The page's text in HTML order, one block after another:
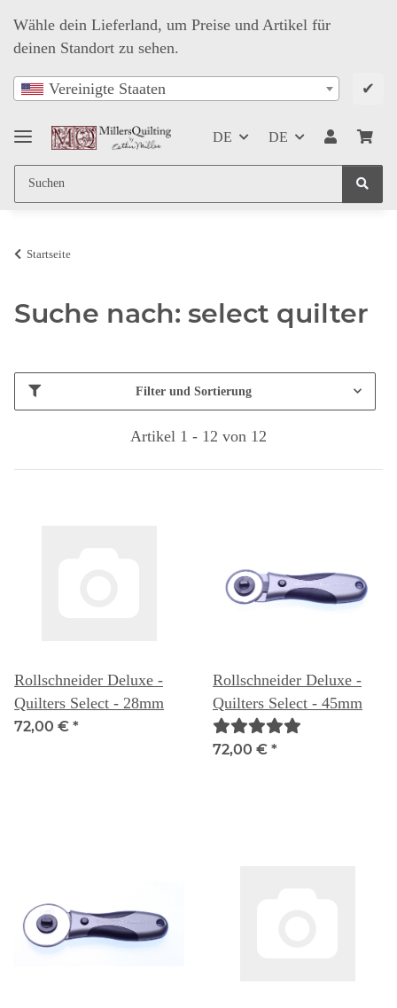
Wähle dein Lieferland, um Preise und Artikel für
deinen Standort zu sehen.
Vereinigte Staaten ✔
DE DE
Startseite
Suche nach: select quilter
Filter und Sortierung
Artikel 1 - 12 von 12
Rollschneider Deluxe -
Quilters Select - 28mm
72,00 € *
Rollschneider Deluxe -
Quilters Select - 45mm
72,00 € *